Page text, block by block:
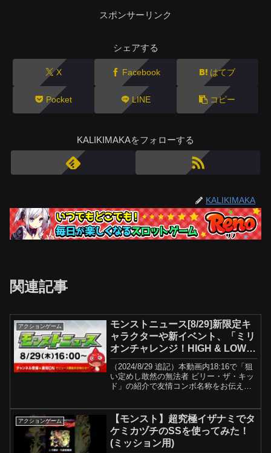
スポンサーリンク
シェアする
X Facebook はてブ
Pocket LINE コピー
KALIKIMAKAをフォローする
KALIKIMAKA
関連記事
アクションゲーム
モンストニュース[8/29]新限定キ
ャラクターや新イベント、「ミリ
オンチャレンジ！HIGH & LOW」
や獣神化・改など、モンストの最
新情報をお届けします！【モンス
ト公式】
（2024/8/29 追記）本動画内18:16で「狙
い定めし敢然の無法者 ビリー・ザ・キッ
ド」の紹介で友情コンボ名称をお伝えし
ます。この度は混乱を与えてしまい、申
し訳ご...
アクションゲーム
【モンスト】超究極イザナミでタ
ケミカヅチのSSを使ってみた！
(ミッション用)